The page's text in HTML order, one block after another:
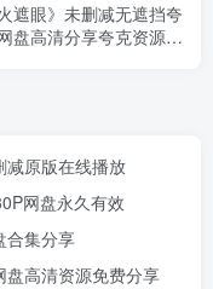
火遮眼》未删减无遮挡夸
盘高清分享夸克资源分
减原版在线播放
网盘永久有效
合集分享
高清资源免费分享